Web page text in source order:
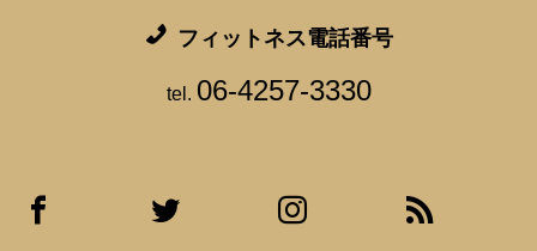
フィットネス電話番号
tel. 06-4257-3330